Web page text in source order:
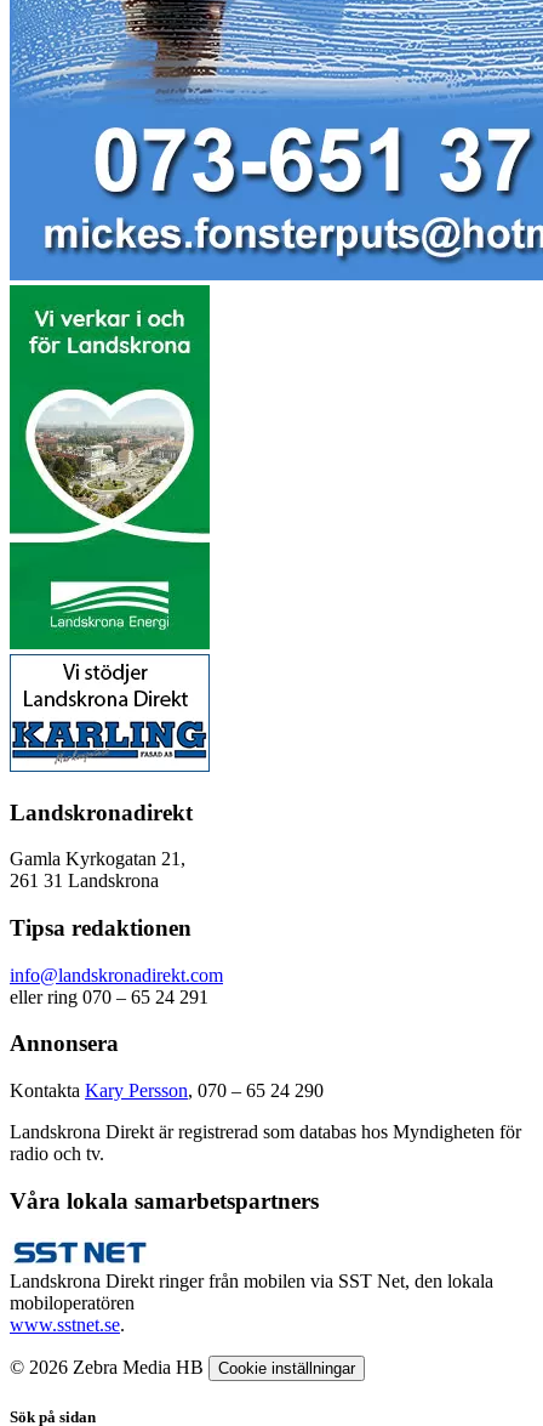
Landskronadirekt
Gamla Kyrkogatan 21,
261 31 Landskrona
Tipsa redaktionen
info@landskronadirekt.com
eller ring 070 – 65 24 291
Annonsera
Kontakta Kary Persson, 070 – 65 24 290
Landskrona Direkt är registrerad som databas hos Myndigheten för
radio och tv.
Våra lokala samarbetspartners
Landskrona Direkt ringer från mobilen via SST Net, den lokala
mobiloperatören
www.sstnet.se.
© 2026 Zebra Media HB Cookie inställningar
Sök på sidan